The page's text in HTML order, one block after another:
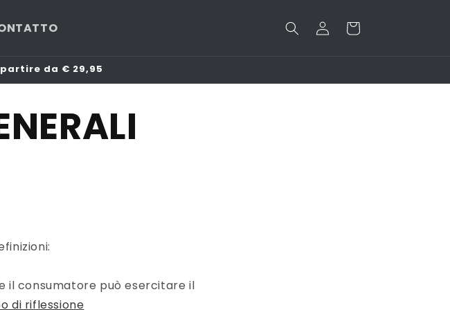
Accedi Carrello
partire da € 29,95
il consumatore può esercitare il
di riflessione